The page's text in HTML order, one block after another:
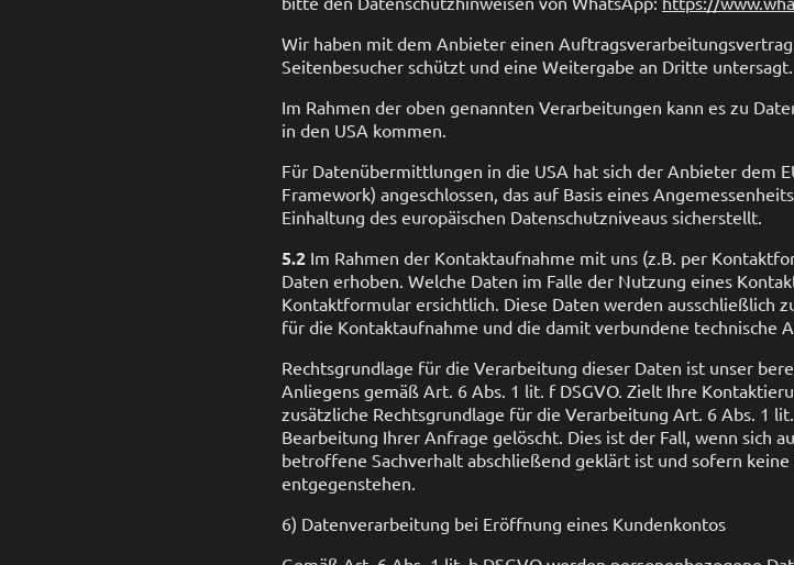
Wir haben mit dem Anbieter einen
Seitenbesucher schützt und eine Weitergabe an Dritte untersagt.
Im Rahmen der oben genannten Verarbeitungen kann es zu
in den USA kommen.
Für Datenübermittlungen in die USA hat sich der Anbieter dem
Framework) angeschlossen, das auf Basis eines
Einhaltung des europäischen Datenschutzniveaus sicherstellt.
5.2 Im Rahmen der Kontaktaufnahme mit uns (z.B. per
Daten erhoben. Welche Daten im Falle der Nutzung eines
Kontaktformular ersichtlich. Diese Daten werden ausschließlich
für die Kontaktaufnahme und die damit verbundene technische
Rechtsgrundlage für die Verarbeitung dieser Daten ist unser
Anliegens gemäß Art. 6 Abs. 1 lit. f DSGVO. Zielt Ihre
zusätzliche Rechtsgrundlage für die Verarbeitung Art. 6 Abs. 1
Bearbeitung Ihrer Anfrage gelöscht. Dies ist der Fall, wenn sich
betroffene Sachverhalt abschließend geklärt ist und sofern
entgegenstehen.
6) Datenverarbeitung bei Eröffnung eines Kundenkontos